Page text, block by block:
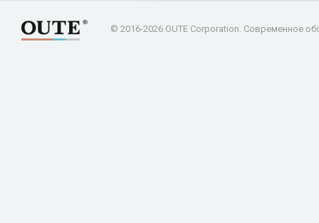
© 2016-2026 OUTE Corporation. Современное